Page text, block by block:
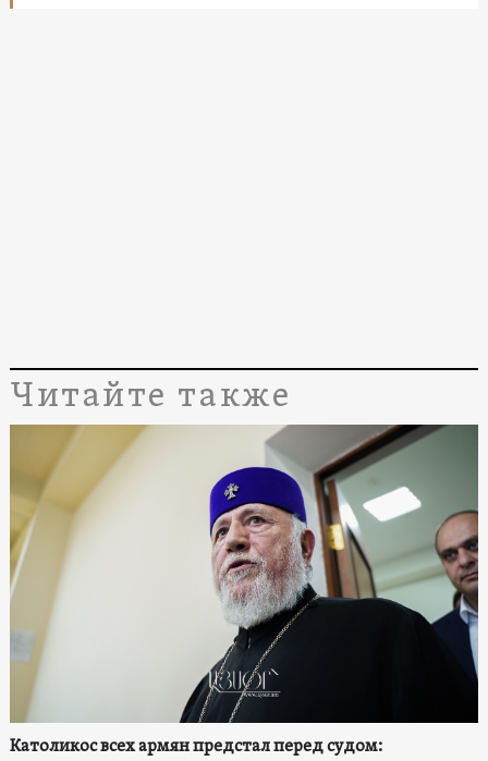
Читайте также
Католикос всех армян предстал перед судом: